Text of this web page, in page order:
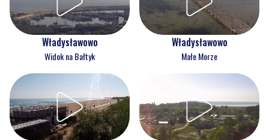
Władysławowo
Widok na Bałtyk
Władysławowo
Małe Morze